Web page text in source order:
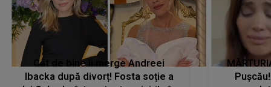
Cât de bine îi merge Andreei
Ibacka după divorț! Fosta soție a